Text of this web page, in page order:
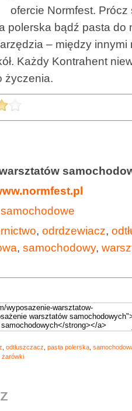
ofercie Normfest. Prócz
polerska bądź pasta do
– między innymi
Każdy Kontrahent
życzenia.
, odrdzewiacz,
, samochodowy,
odtłuszczacz pasta polerska
żarówki